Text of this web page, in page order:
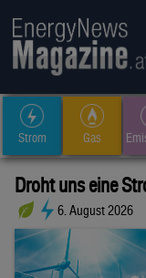
Strom Gas
Droht uns eine
6. August 2026